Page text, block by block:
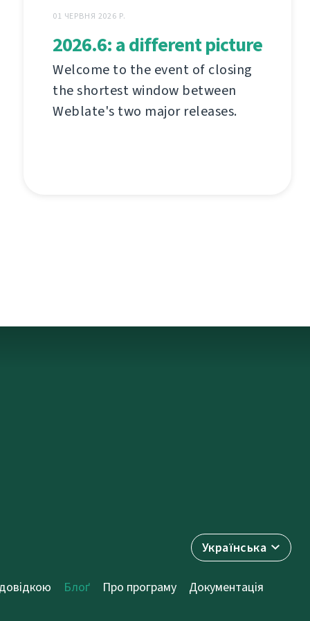
01 ЧЕРВНЯ 2026 Р.
2026.6: a different picture
Welcome to the event of closing
the shortest window between
Weblate's two major releases.
Українська
Блоґ Про програму Документація